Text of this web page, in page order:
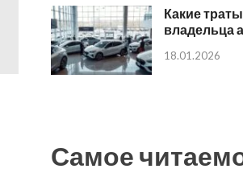
Какие
владельца
18.01.2026
Самое